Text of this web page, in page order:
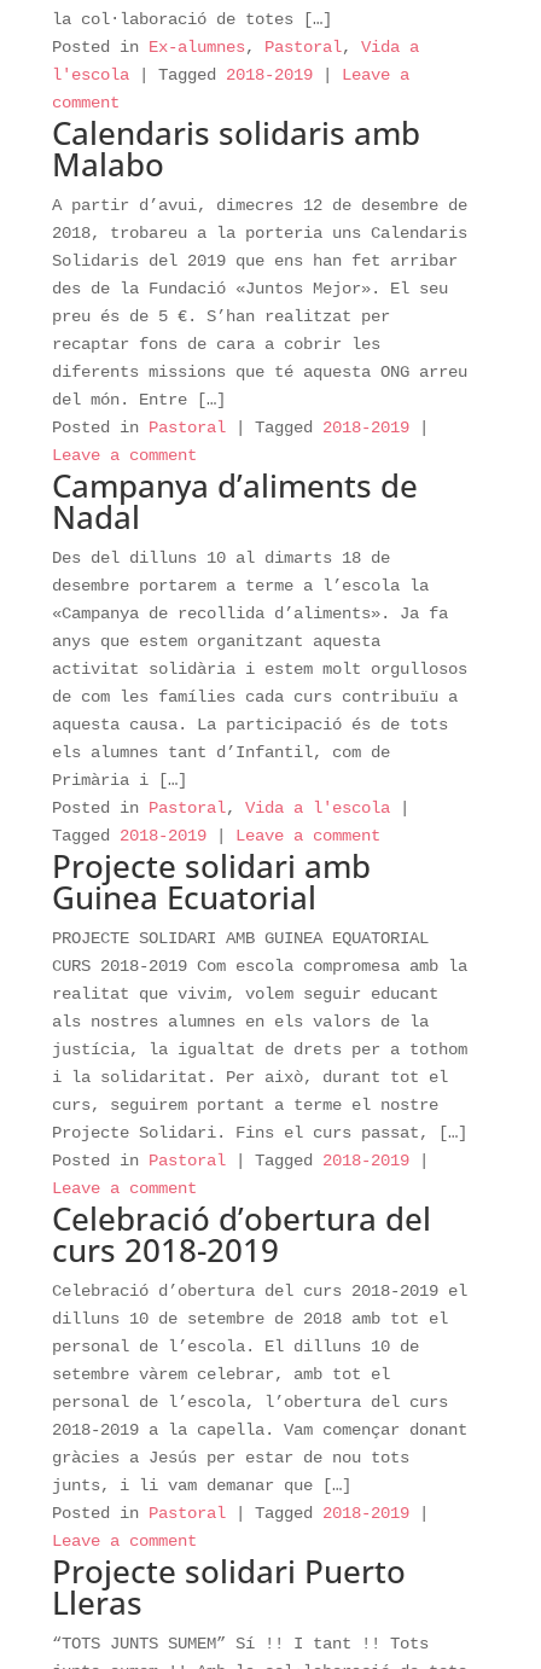
la col·laboració de totes […]
Posted in Ex-alumnes, Pastoral, Vida a
l'escola
Tagged 2018-2019
Leave a
comment
Calendaris solidaris amb
Malabo
A partir d’avui, dimecres 12 de desembre de
2018, trobareu a la porteria uns Calendaris
Solidaris del 2019 que ens han fet arribar
des de la Fundació «Juntos Mejor». El seu
preu és de 5 €. S’han realitzat per
recaptar fons de cara a cobrir les
diferents missions que té aquesta ONG arreu
del món. Entre […]
Posted in Pastoral Tagged 2018-2019
Leave a comment
Campanya d’aliments de
Nadal
Des del dilluns 10 al dimarts 18 de
desembre portarem a terme a l’escola la
«Campanya de recollida d’aliments». Ja fa
anys que estem organitzant aquesta
activitat solidària i estem molt orgullosos
de com les famílies cada curs contribuïu a
aquesta causa. La participació és de tots
els alumnes tant d’Infantil, com de
Primària i […]
Posted in Pastoral, Vida a l'escola
Tagged
2018-2019 Leave a comment
Projecte solidari amb
Guinea Ecuatorial
PROJECTE SOLIDARI AMB GUINEA EQUATORIAL
CURS 2018-2019 Com escola compromesa amb la
realitat que vivim, volem seguir educant
als nostres alumnes en els valors de la
justícia, la igualtat de drets per a tothom
i la solidaritat. Per això, durant tot el
curs, seguirem portant a terme el nostre
Projecte Solidari. Fins el curs passat, […]
Posted in Pastoral Tagged 2018-2019
Leave a comment
Celebració d’obertura del
curs 2018-2019
Celebració d’obertura del curs 2018-2019 el
dilluns 10 de setembre de 2018 amb tot el
personal de l’escola. El dilluns 10 de
setembre vàrem celebrar, amb tot el
personal de l’escola, l’obertura del curs
2018-2019 a la capella. Vam començar donant
gràcies a Jesús per estar de nou tots
junts, i li vam demanar que […]
Posted in Pastoral Tagged 2018-2019
Leave a comment
Projecte solidari Puerto
Lleras
“TOTS JUNTS SUMEM” Sí !! I tant !! Tots